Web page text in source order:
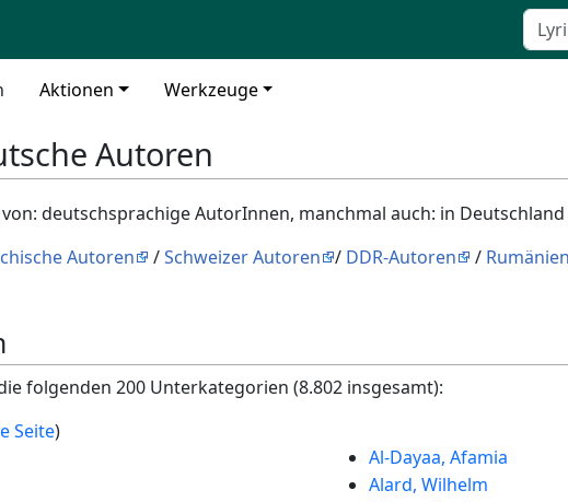
Aktionen Werkzeuge
Autoren
deutschsprachige AutorInnen, manchmal auch: in
Autoren /Schweizer Autoren / DDR-Autoren /
folgenden 200 Unterkategorien (8.802 insgesamt):
Seite)
Al-Dayaa, Afamia
Alard, Wilhelm